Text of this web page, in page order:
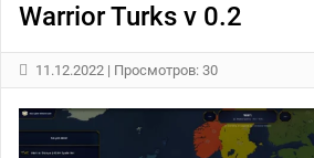
Warrior Turks v 0.2
11.12.2022 | Просмотров: 30